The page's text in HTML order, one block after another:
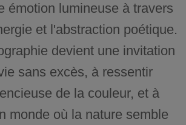
émotion lumineuse à travers
et l'abstraction poétique.
devient une invitation
sans excès, à ressentir
de la couleur, et à
monde où la nature semble